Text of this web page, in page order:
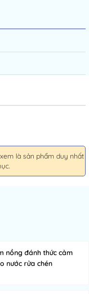
là sản phẩm duy nhất
nồng đánh thức cảm
nước rửa chén